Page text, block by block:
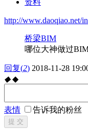
http://www.daoqiao.net/
桥梁BIM
哪位大神做过
回复(2) 2018-11-28
◆ ◆
表情 告诉我的粉丝
提 交